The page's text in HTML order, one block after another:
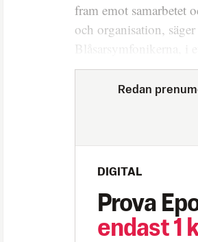
fram emot samarbetet
och organisation,
Blåsarsymfonikerna, i
Redan
DIGITAL
Prova
endast 1